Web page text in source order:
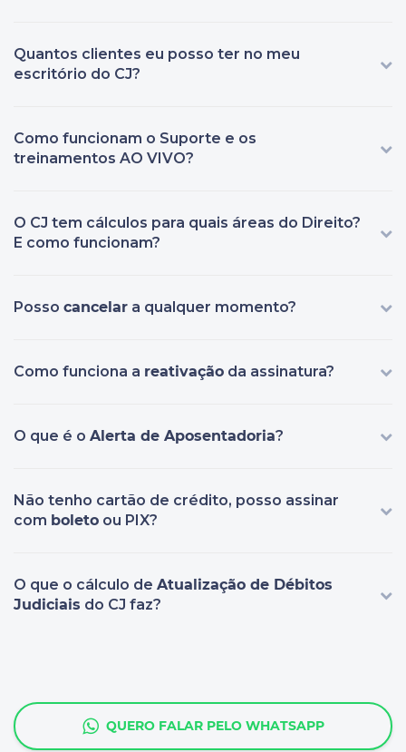
Quantos clientes eu posso ter no meu
escritório do CJ?
Como funcionam o Suporte e os
treinamentos AO VIVO?
O CJ tem cálculos para quais áreas do Direito?
E como funcionam?
Posso cancelar a qualquer momento?
Como funciona a reativação da assinatura?
O que é o Alerta de Aposentadoria?
Não tenho cartão de crédito, posso assinar
com boleto ou PIX?
O que o cálculo de Atualização de Débitos
Judiciais do CJ faz?
QUERO FALAR PELO WHATSAPP